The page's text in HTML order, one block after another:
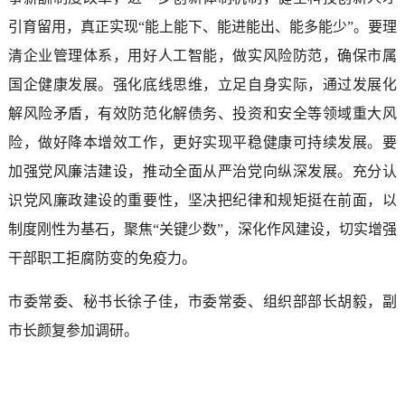
引育留用，真正实现“能上能下、能进能出、能多能少”。要理
清企业管理体系，用好人工智能，做实风险防范，确保市属
国企健康发展。强化底线思维，立足自身实际，通过发展化
解风险矛盾，有效防范化解债务、投资和安全等领域重大风
险，做好降本增效工作，更好实现平稳健康可持续发展。要
加强党风廉洁建设，推动全面从严治党向纵深发展。充分认
识党风廉政建设的重要性，坚决把纪律和规矩挺在前面，以
制度刚性为基石，聚焦“关键少数”，深化作风建设，切实增强
干部职工拒腐防变的免疫力。
市委常委、秘书长徐子佳，市委常委、组织部部长胡毅，副
市长颜复参加调研。